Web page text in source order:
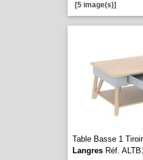
[5 image(s)]
Table Basse 1
LangresRéf.